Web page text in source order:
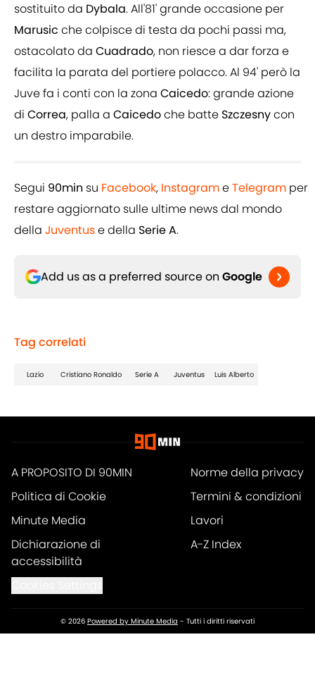
sostituito da Dybala. All'81' grande occasione per
Marusic che colpisce di testa da pochi passi ma,
ostacolato da Cuadrado, non riesce a dar forza e
facilita la parata del portiere polacco. Al 94' però la
Juve fa i conti con la zona Caicedo: grande azione
di Correa, palla a Caicedoche batte Szczesnycon
un destro imparabile.
Segui 90min su Facebook, InstagrameTelegram per
restare aggiornato sulle ultime news dal mondo
della Juventuse della Serie A.
Add us as a preferred source on Google
Tag correlati
Lazio Cristiano Ronaldo Serie A Juventus Luis Alberto
A PROPOSITO DI 90MIN
Norme della privacy
Politica di Cookie
Termini & condizioni
Minute Media
Lavori
Dichiarazione di
accessibilità
A-Z Index
© 2026 Powered by Minute Media - Tutti i diritti riservati